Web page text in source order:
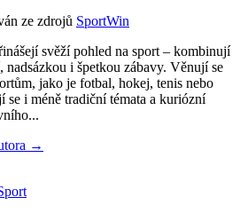
ze zdrojů SportWin
svěží pohled na sport – kombinují
i špetkou zábavy. Věnují se
jako je fotbal, hokej, tenis nebo
se i méně tradiční témata a kuriózní
→